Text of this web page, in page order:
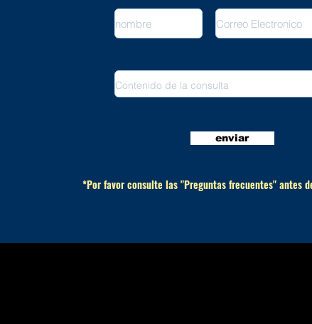
enviar
*Por favor consulte las "Preguntas frecuentes" antes